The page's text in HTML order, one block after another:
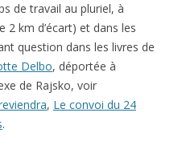
de travail au pluriel, à
2 km d’écart) et dans les
question dans les livres de
Delbo, déportée à
de Rajsko, voir
, Le convoi du 24
.